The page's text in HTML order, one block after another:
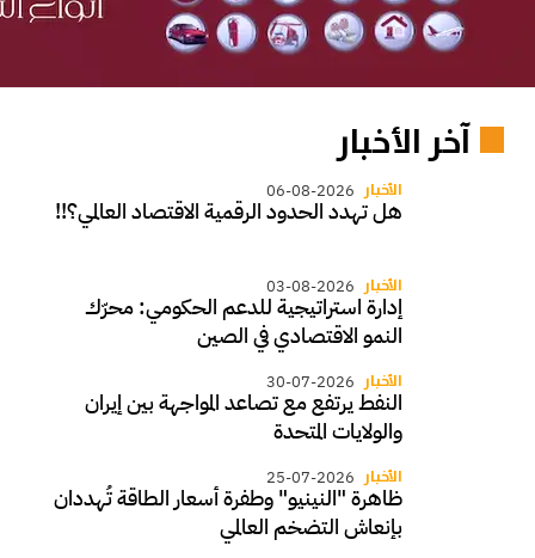
آخر الأخبار
الأخبار 06-08-2026
هل تهدد الحدود الرقمية الاقتصاد العالمي؟!!
الأخبار 03-08-2026
إدارة استراتيجية للدعم الحكومي: محرّك
النمو الاقتصادي في الصين
الأخبار 30-07-2026
النفط يرتفع مع تصاعد المواجهة بين إيران
والولايات المتحدة
الأخبار 25-07-2026
ظاهرة "النينيو" وطفرة أسعار الطاقة تُهددان
بإنعاش التضخم العالمي